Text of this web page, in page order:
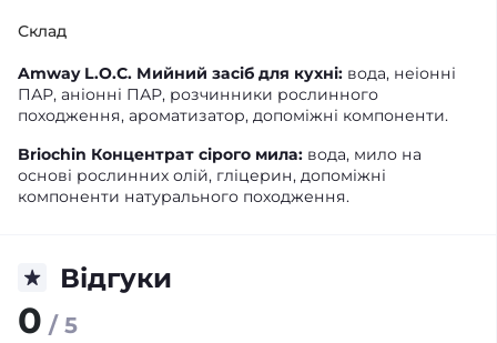
Склад
Amway L.O.C. Мийний засіб для кухні: вода, неіонні
ПАР, аніонні ПАР, розчинники рослинного
походження, ароматизатор, допоміжні компоненти.
Briochin Концентрат сірого мила: вода, мило на
основі рослинних олій, гліцерин, допоміжні
компоненти натурального походження.
Відгуки
0 / 5